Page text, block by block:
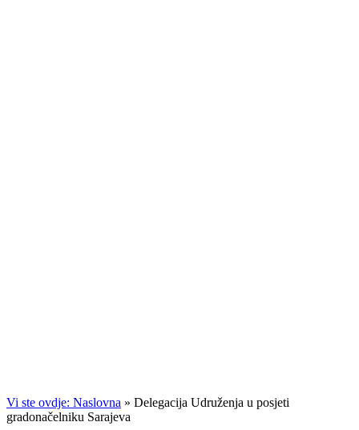
Vi ste ovdje: Naslovna » Delegacija Udruženja u posjeti
gradonačelniku Sarajeva